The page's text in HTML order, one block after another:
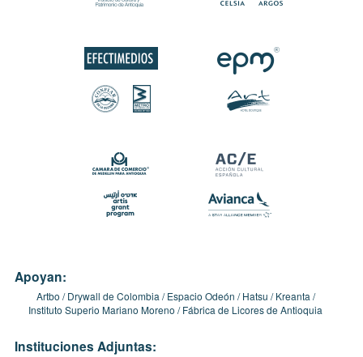
Apoyan:
Artbo Drywall de Colombia Espacio Odeón Hatsu
Kreanta
Instituto Superio Mariano Moreno
Fábrica de Licores de Antioquia
Instituciones Adjuntas: